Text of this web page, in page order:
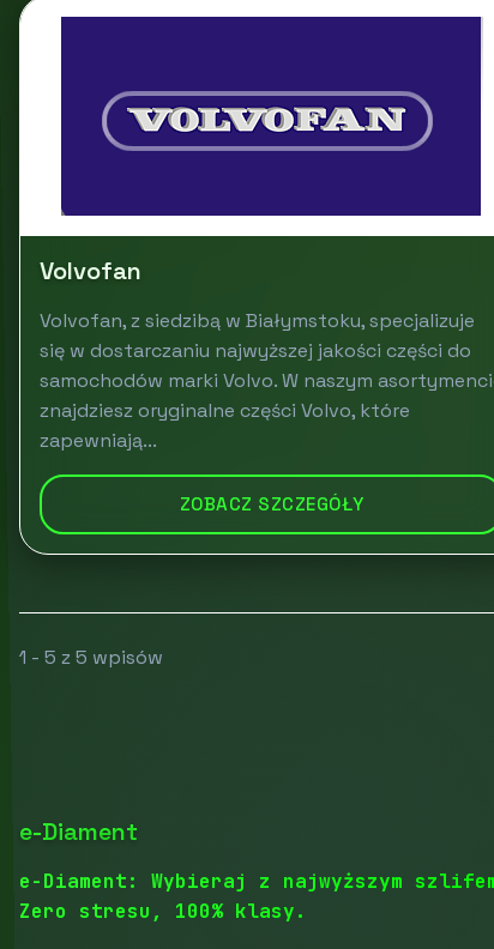
Volvofan
Volvofan, z siedzibą w Białymstoku, specjalizuje
się w dostarczaniu najwyższej jakości części do
samochodów marki Volvo. W naszym
znajdziesz oryginalne części Volvo, które
zapewniają...
ZOBACZ SZCZEGÓŁY
1 - 5 z 5 wpisów
e-Diament
e-Diament: Wybieraj z najwyższym
Zero stresu, 100% klasy.